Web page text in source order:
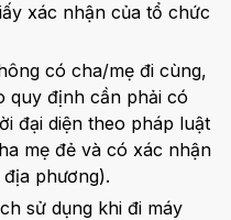
xác nhận của tổ chức
có cha/mẹ đi cùng,
quy định cần phải có
đại diện theo pháp luật
mẹ đẻ và có xác nhận
phương).
sử dụng khi đi máy